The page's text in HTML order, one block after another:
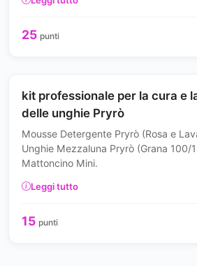
25 punti
kit professionale per la cura e
delle unghie Pryrò
Mousse Detergente Pryrò (Rosa e
Unghie Mezzaluna Pryrò (Grana 100/
Mattoncino Mini.
Leggi tutto
15 punti